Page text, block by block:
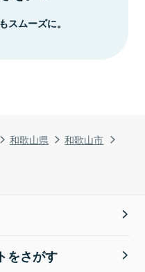
和歌山県
和歌山市
スムーズに。
をさがす